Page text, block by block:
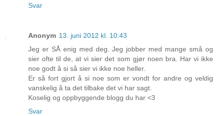
Svar
Anonym 13. juni 2012 kl. 10:43
Jeg er SÅ enig med deg. Jeg jobber med mange små og
sier ofte til de, at vi sier det som gjør noen bra. Har vi ikke
noe godt å si så sier vi ikke noe heller.
Er så fort gjort å si noe som er vondt for andre og veldig
vanskelig å ta det tilbake det vi har sagt.
Koselig og oppbyggende blogg du har <3
Svar